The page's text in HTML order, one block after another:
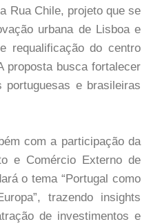
Rua Chile, projeto que se
urbana de Lisboa e
requalificação do centro
proposta busca fortalecer
portuguesas e brasileiras
com a participação da
e Comércio Externo de
o tema “Portugal como
trazendo insights
de investimentos e